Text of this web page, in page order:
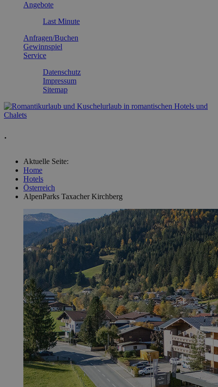
Angebote
Last Minute
Anfragen/Buchen
Gewinnspiel
Service
Datenschutz
Impressum
Sitemap
.
Aktuelle Seite:
Home
Hotels
Österreich
AlpenParks Taxacher Kirchberg